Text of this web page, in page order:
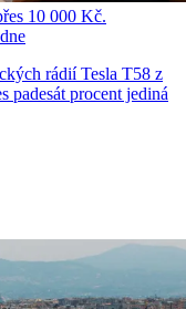
10 000 Kč.
rádií Tesla T58 z
padesát procent jediná